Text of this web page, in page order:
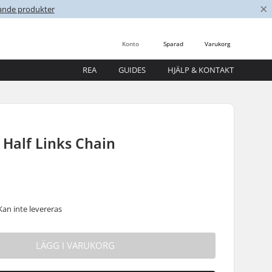
produkter ×
Varukorg
Sparad
Konto
REA GUIDES HJÄLP & KONTAKT
Links Chain
inte levereras
LÄGG I VARUKORG